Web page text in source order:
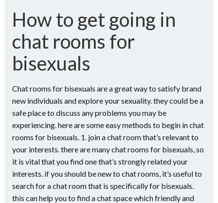
How to get going in
chat rooms for
bisexuals
Chat rooms for bisexuals are a great way to satisfy brand
new individuals and explore your sexuality. they could be a
safe place to discuss any problems you may be
experiencing. here are some easy methods to begin in chat
rooms for bisexuals. 1. join a chat room that’s relevant to
your interests. there are many chat rooms for bisexuals, so
it is vital that you find one that’s strongly related your
interests. if you should be new to chat rooms, it’s useful to
search for a chat room that is specifically for bisexuals.
this can help you to find a chat space which friendly and